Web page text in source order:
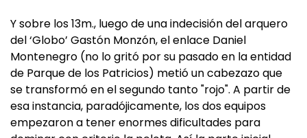
Y sobre los 13m., luego de una indecisión del arquero
del ‘Globo’ Gastón Monzón, el enlace Daniel
Montenegro (no lo gritó por su pasado en la entidad
de Parque de los Patricios) metió un cabezazo que
se transformó en el segundo tanto "rojo". A partir de
esa instancia, paradójicamente, los dos equipos
empezaron a tener enormes dificultades para